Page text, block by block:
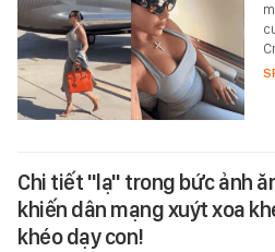
Chi tiết "lạ" trong bức ảnh
khiến dân mạng xuýt xoa
khéo dạy con!